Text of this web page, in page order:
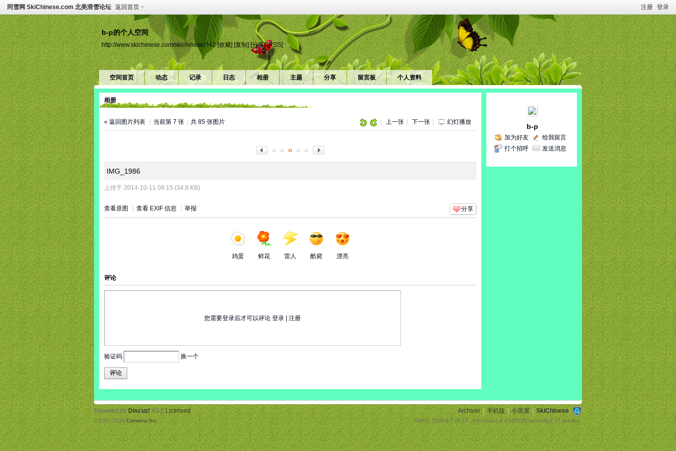
注册 登录
同雪网 SkiChinese.com 北美滑雪论坛 返回首页
b-p的个人空间
http://www.skichinese.com/skichinese/?42 [收藏] [复制] [分享] [RSS]
空间首页 动态 记录 日志 相册 主题 分享 留言板 个人资料
相册
上一张 下一张 幻灯播放
« 返回图片列表 当前第 7 张 共 85 张图片
IMG_1986
上传于 2014-10-11 09:15 (34.8 KB)
分享
查看原图 查看 EXIF 信息 举报
鸡蛋 鲜花 雷人 酷毙 漂亮
评论
您需要登录后才可以评论 登录 注册
验证码 换一个
评论
b-p
加为好友
给我留言
打个招呼
发送消息
Archiver | 手机版 | 小黑屋 | SkiChinese
GMT-5, 2026-8-7 00:17, Processed in 0.050220 second(s), 17 queries .
Powered byDiscuz! X3.2 Licensed
© 2001-2013Comsenz Inc.